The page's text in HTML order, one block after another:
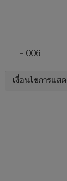
- 006
เงื่อนไขการแส